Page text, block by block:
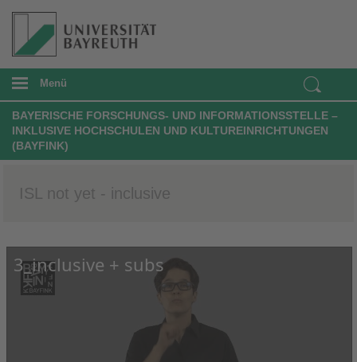
Menü
BAYERISCHE FORSCHUNGS- UND INFORMATIONSSTELLE –
INKLUSIVE HOCHSCHULEN UND KULTUREINRICHTUNGEN
(BAYFINK)
ISL not yet - inclusive